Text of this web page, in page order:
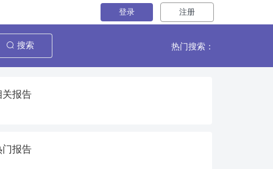
登录 注册
搜索 热门搜索：
关报告
门报告